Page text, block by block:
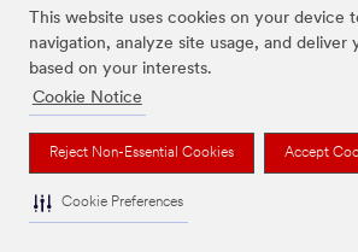
This website uses cookies on your device
navigation, analyze site usage, and deliver
based on your interests.
Cookie Notice
Reject Non-Essential Cookies Accept
Cookie Preferences